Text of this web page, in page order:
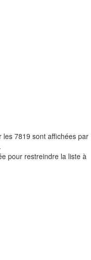
7819 sont affichées par
pour restreindre la liste à